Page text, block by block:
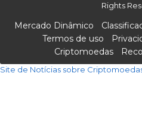
Rights
Mercado Dinâmico
Termos de uso
Criptomoedas
Site de Notícias sobre